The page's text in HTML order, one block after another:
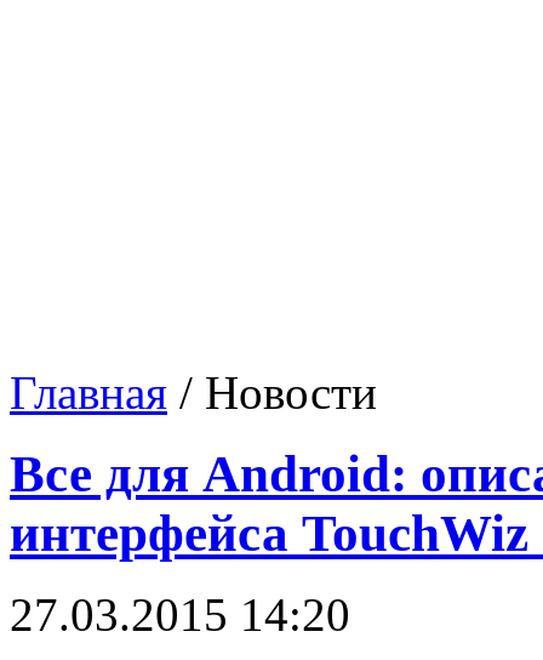
Главная / Новости
Все для Android:
интерфейса TouchWiz
27.03.2015 14:20